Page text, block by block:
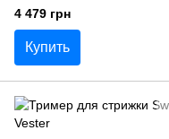
акумулятор 02035
4 479 грн
Купить